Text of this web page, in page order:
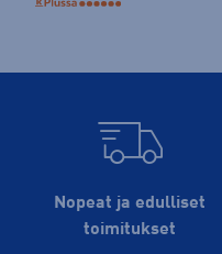
Nopeat ja edulliset
toimitukset